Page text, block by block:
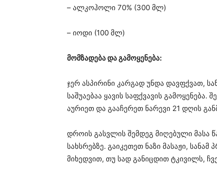
– ალკოჰოლი 70% (300 მლ)
– იოდი (100 მლ)
მომზადება და გამოყენება:
ჯერ ასპირინი კარგად უნდა დავფქვათ,
საშუაებაა ყავის საფქვავის
აურიეთ და გააჩერეთ ნარევი 21 დღის
დროის გასვლის შემდეგ მიღებული მასა
სახსრებზე. გაიკეთეთ ნაზი მასაჟი,
მიხედვით, თუ სად განიცდით ტკივილს,